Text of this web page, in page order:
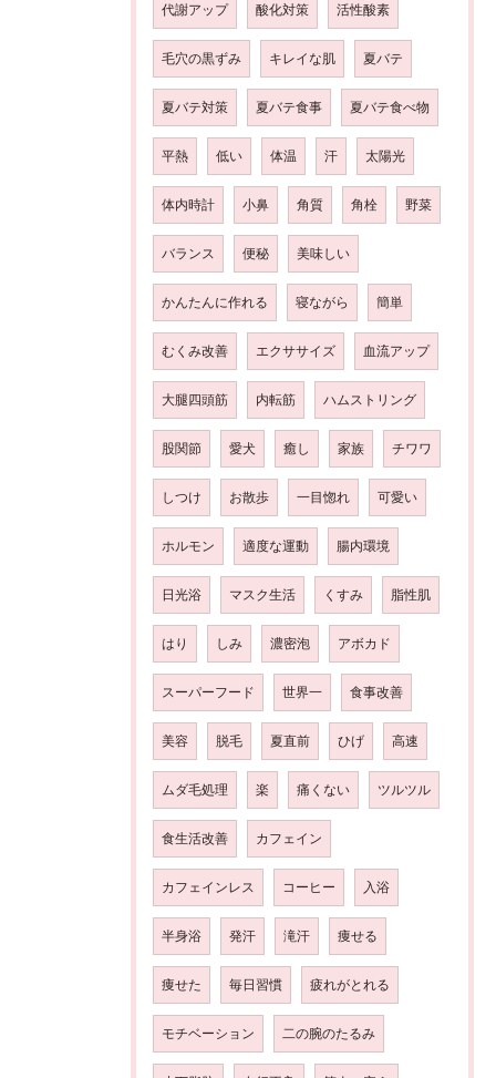
代謝アップ 酸化対策 活性酸素
毛穴の黒ずみ キレイな肌 夏バテ
夏バテ対策 夏バテ食事 夏バテ食べ物
平熱 低い 体温 汗 太陽光
体内時計 小鼻 角質 角栓 野菜
バランス 便秘 美味しい
かんたんに作れる 寝ながら 簡単
むくみ改善 エクササイズ 血流アップ
大腿四頭筋 内転筋 ハムストリング
股関節 愛犬 癒し 家族 チワワ
しつけ お散歩 一目惚れ 可愛い
ホルモン 適度な運動 腸内環境
日光浴 マスク生活 くすみ 脂性肌
はり しみ 濃密泡 アボカド
スーパーフード 世界一 食事改善
美容 脱毛 夏直前 ひげ 高速
ムダ毛処理 楽 痛くない ツルツル
食生活改善 カフェイン
カフェインレス コーヒー 入浴
半身浴 発汗 滝汗 痩せる
痩せた 毎日習慣 疲れがとれる
モチベーション 二の腕のたるみ